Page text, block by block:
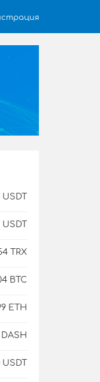
USDT
USDT
TRX
BTC
ETH
DASH
USDT